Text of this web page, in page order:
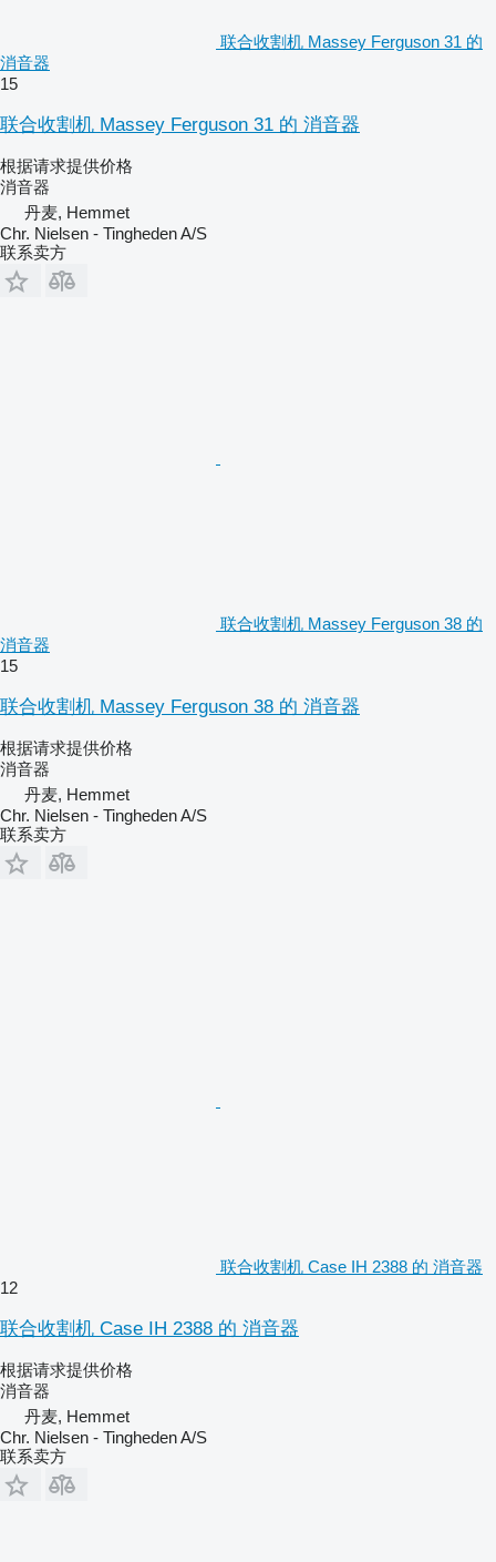
联合收割机 Massey Ferguson 31 的
消音器
15
联合收割机 Massey Ferguson 31 的 消音器
根据请求提供价格
消音器
丹麦, Hemmet
Chr. Nielsen - Tingheden A/S
联系卖方
联合收割机 Massey Ferguson 38 的
消音器
15
联合收割机 Massey Ferguson 38 的 消音器
根据请求提供价格
消音器
丹麦, Hemmet
Chr. Nielsen - Tingheden A/S
联系卖方
联合收割机 Case IH 2388 的 消音器
12
联合收割机 Case IH 2388 的 消音器
根据请求提供价格
消音器
丹麦, Hemmet
Chr. Nielsen - Tingheden A/S
联系卖方